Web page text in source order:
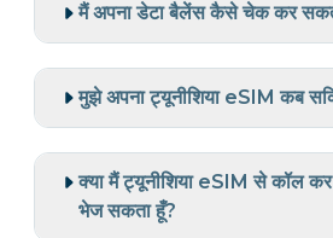
मैं अपना डेटा बैलेंस कैसे चेक कर
मुझे अपना ट्यूनीशिया eSIM कब
क्या मैं ट्यूनीशिया eSIM से कॉल
भेज सकता हूँ?